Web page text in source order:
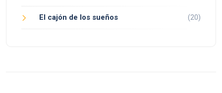
El cajón de los sueños (20)